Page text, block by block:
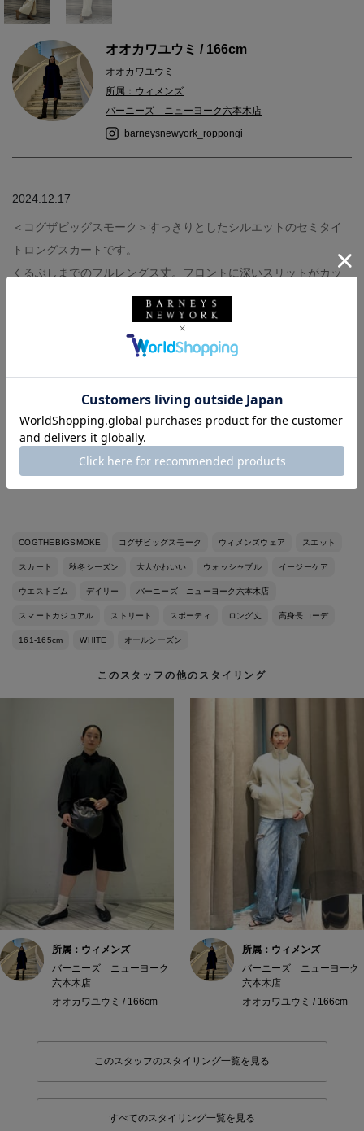
オオカワユウミ / 166cm
オオカワユウミ
所属：ウィメンズ
バーニーズ ニューヨーク六本木店
barneysnewyork_roppongi
2024.12.17
＜コグザビッグスモーク＞すっきりとしたシルエットのセミタイ
トロングスカートです。
くるぶしまでのフルレングス丈。フロントに深いスリットがカッ
トされエレガントな印象です。スウェット素材のため履きやすい
skirt:COGTHEBIGSMOKE（IVORY サイズF）
boots:CHLOE ※六本木店展開商品
オンラインストアで取り扱っていない商品もお気軽にお問い合わ
せ下さい。
COGTHEBIGSMOKE コグザビッグスモーク ウィメンズウェア スエット
スカート 秋冬シーズン 大人かわいい ウォッシャブル イージーケア
ウエストゴム デイリー バーニーズ ニューヨーク六本木店
スマートカジュアル ストリート スポーティ ロング丈 高身長コーデ
161-165cm WHITE オールシーズン
このスタッフの他のスタイリング
所属：ウィメンズ
バーニーズ ニューヨーク
六本木店
オオカワユウミ / 166cm
所属：ウィメンズ
バーニーズ ニューヨーク
六本木店
オオカワユウミ / 166cm
このスタッフのスタイリング一覧を見る
すべてのスタイリング一覧を見る